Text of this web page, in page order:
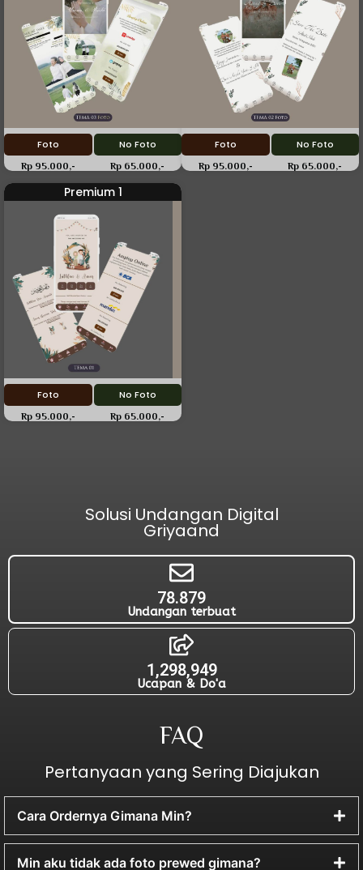
Foto No Foto
Rp 95.000,- Rp 65.000,-
Foto No Foto
Rp 95.000,- Rp 65.000,-
Premium 1
Foto No Foto
Rp 95.000,- Rp 65.000,-
Solusi Undangan Digital
Griyaand
78.879
Undangan terbuat
1,298,949
Ucapan & Do'a
FAQ
Pertanyaan yang Sering Diajukan
Cara Ordernya Gimana Min?
Min aku tidak ada foto prewed gimana?